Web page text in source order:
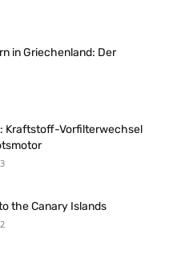
in Griechenland: Der
Kraftstoff-Vorfilterwechsel
the Canary Islands